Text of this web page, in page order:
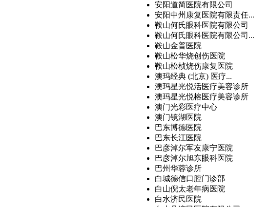
安阳道简医院有限公司
安阳中州康复医院有限责任...
鞍山何氏眼科医院有限公司
鞍山何氏眼科医院有限公司...
鞍山金普医院
鞍山松华烧创伤医院
鞍山松桢烧伤康复医院
澳玛经典 (北京) 医疗...
澳玛星光悦活医疗美容诊所
澳玛星光悦榕医疗美容诊所
澳门光彩医疗中心
澳门镜湖医院
巴东博德医院
巴东长江医院
巴彦淖尔军友康宁医院
巴彦淖尔旭东眼科医院
巴州华蓉诊所
白城德信口腔门诊部
白山倪太老年病医院
白水济民医院